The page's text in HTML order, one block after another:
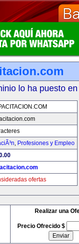
lo ha puesto
, Profesiones y Empleo
ofertas
Realizar una
Precio Ofrecido $